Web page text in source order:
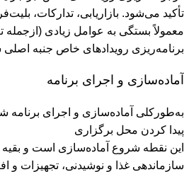
تأکید می‌شود. بازاریابی، تدارکات،
معمولاً بستگی به عوامل زیادی (ازجمله
برنامه‌ریزی رویدادهای خاص جنبه
آماده‌سازی و اجرای برنامه
به‌طور‌کلی آماده‌سازی و اجرای برنامه
پیدا کردن محل برگزاری
این نقطه شروع آماده‌سازی است و بقیه
سازماندهی غذا و نوشیدنی، تجهیزات و